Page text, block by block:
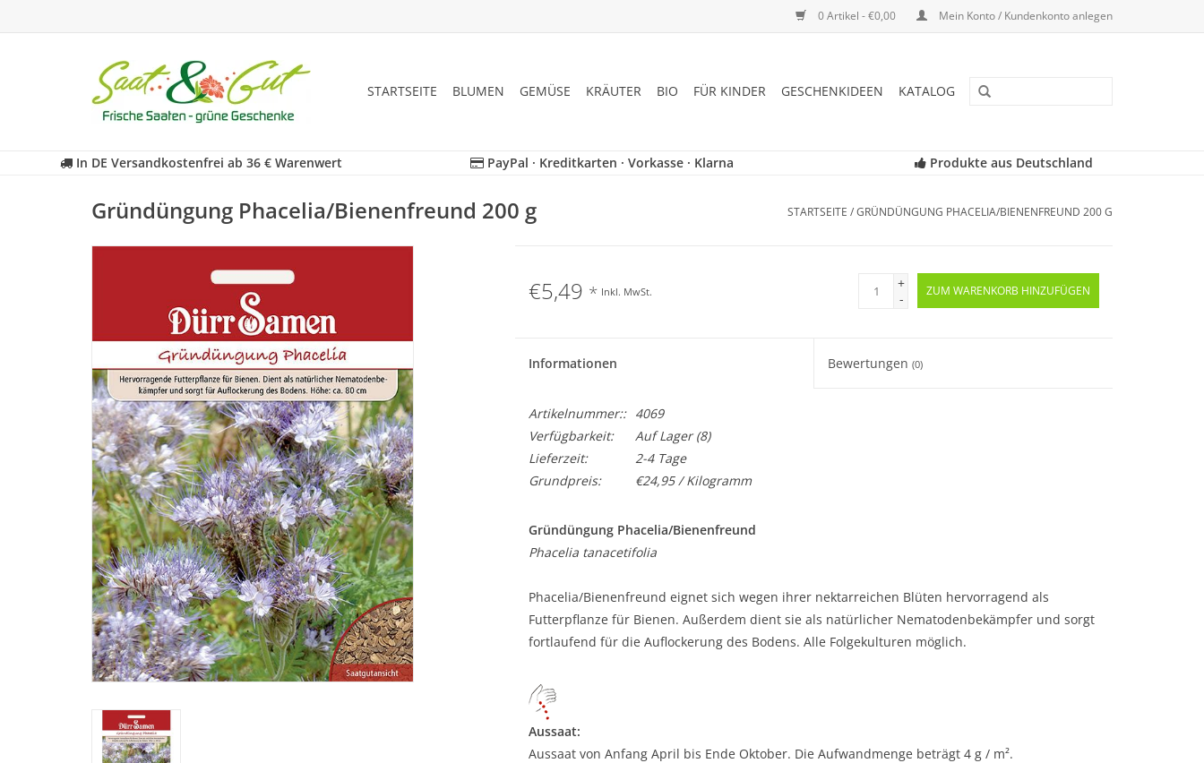
0 Artikel - €0,00 Mein Konto / Kundenkonto anlegen
STARTSEITE BLUMEN GEMÜSE KRÄUTER BIO FÜR KINDER GESCHENKIDEEN KATALOG
In DE Versandkostenfrei ab 36 € Warenwert PayPal · Kreditkarten · Vorkasse · Klarna Produkte aus Deutschland
Gründüngung Phacelia/Bienenfreund 200 g STARTSEITE /GRÜNDÜNGUNG PHACELIA/BIENENFREUND 200 G
€5,49 * Inkl. MwSt.
+
-
ZUM WARENKORB HINZUFÜGEN
Informationen Bewertungen(0)
Artikelnummer::
4069
Verfügbarkeit:
Auf Lager(8)
Lieferzeit:
2-4 Tage
Grundpreis:
€24,95 / Kilogramm
Gründüngung Phacelia/Bienenfreund
Phacelia tanacetifolia
Phacelia/Bienenfreund eignet sich wegen ihrer nektarreichen Blüten hervorragend als
Futterpflanze für Bienen. Außerdem dient sie als natürlicher Nematodenbekämpfer und sorgt
fortlaufend für die Auflockerung des Bodens. Alle Folgekulturen möglich.
Aussaat:
Aussaat von Anfang April bis Ende Oktober. Die Aufwandmenge beträgt 4 g / m².